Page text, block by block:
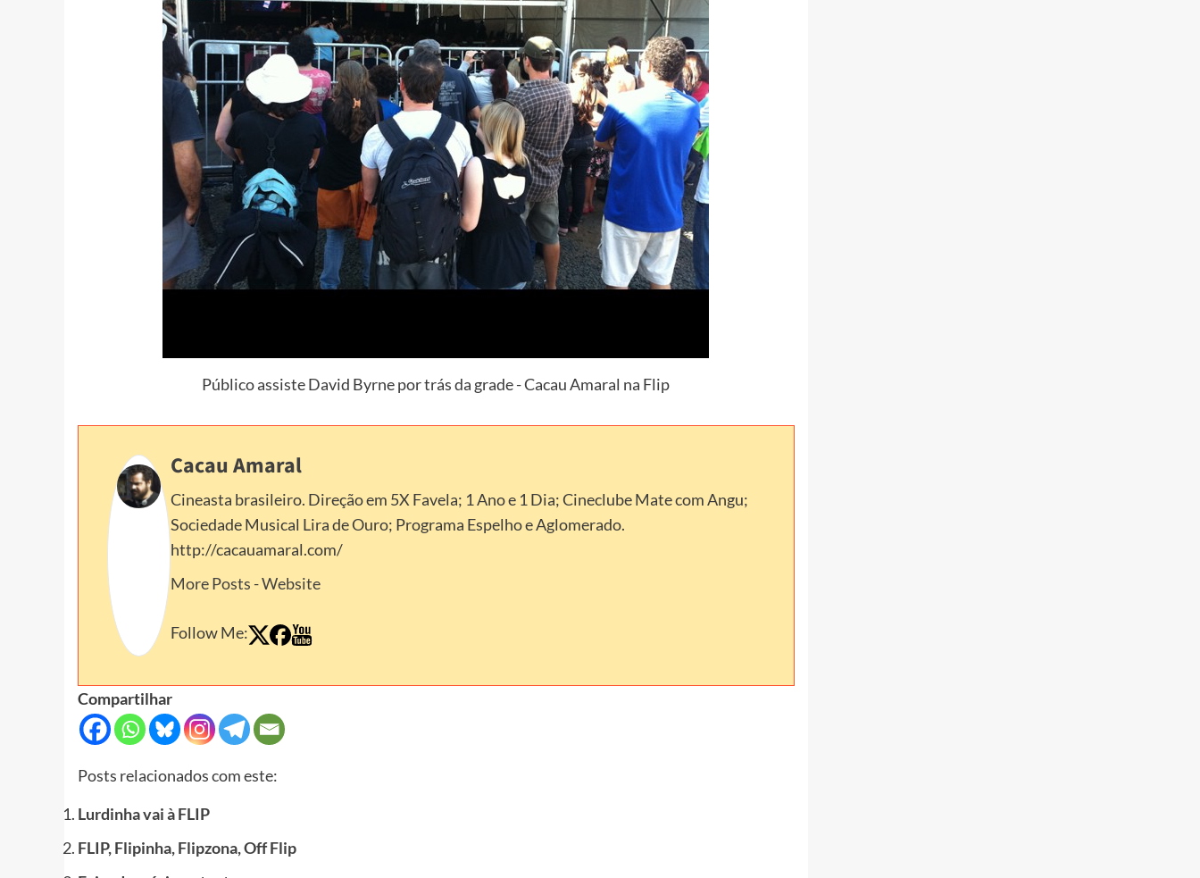
Público assiste David Byrne por trás da grade - Cacau Amaral na Flip
Cacau Amaral
Cineasta brasileiro. Direção em 5X Favela; 1 Ano e 1 Dia; Cineclube Mate com Angu;
Sociedade Musical Lira de Ouro; Programa Espelho e Aglomerado.
http://cacauamaral.com/
More Posts -Website
Follow Me:
Compartilhar
Posts relacionados com este:
Lurdinha vai à FLIP
FLIP, Flipinha, Flipzona, Off Flip